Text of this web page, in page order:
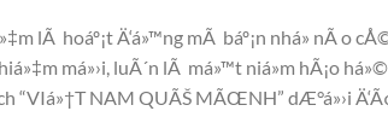
lÃ hoáº¡t Ä‘á»™ng mÃ báº¡n nhá» nÃ o
má»›i, luÃ´n lÃ má»™t niá»m hÃ¡o há»©c
NAM QUÃŠ MÃŒNH” dÆ°á»›i Ä‘Ã¢y